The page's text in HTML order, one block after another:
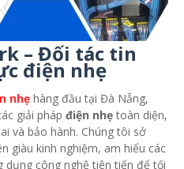
– Đối tác tin
điện nhẹ
nhẹ hàng đầu tại Đà Nẵng,
giải pháp điện nhẹtoàn diện,
và bảo hành. Chúng tôi sở
giàu kinh nghiệm, am hiểu các
dụng công nghệ tiên tiến để tối